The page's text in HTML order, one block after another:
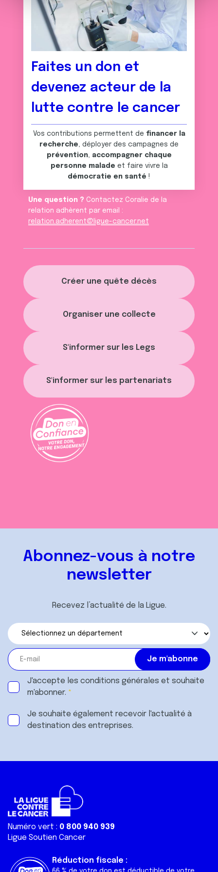
médias sociaux et d'analyser notre trafic. Nous
partageons également des informations sur l'utilisation de
notre site avec nos partenaires de médias sociaux, de
publicité et d'analyse, qui peuvent combiner celles-ci
avec d'autres informations que vous leur avez fournies
ou qu'ils ont collectées lors de votre utilisation de leurs
services.
Créer une quête décès
Organiser une collecte
S'informer sur les Legs
S'informer sur les partenariats
Faites un don et
devenez acteur de la
lutte contre le cancer
Vos contributions permettent de financer la
recherche, déployer des campagnes de
prévention, accompagner chaque
personne malade et faire vivre la
démocratie en santé !
Une question ? Contactez Coralie de la
relation adhèrent par email :
relation.adherent@ligue-cancer.net
Abonnez-vous à notre
newsletter
Recevez l’actualité de la Ligue.
J'accepte les conditions générales et souhaite
m'abonner.
Je souhaite également recevoir l'actualité à
destination des entreprises.
Numéro vert : 0 800 940 939
Ligue Soutien Cancer
Réduction fiscale :